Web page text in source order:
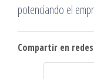
potenciando el
Compartir en